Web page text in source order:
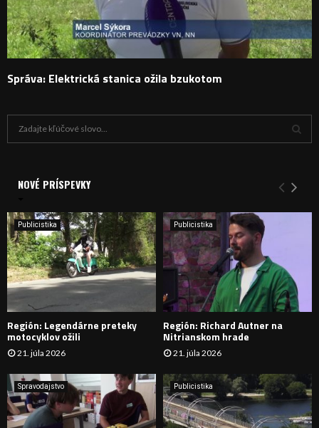
Správa: Elektrická stanica ožila bzukotom
i
e
:
Y
H
D
A
N
NOVÉ PRÍSPEVKY
Publicistika
Región: Legendárne preteky
motocyklov ožili
21. júla 2026
Publicistika
Región: Richard Autner na
Nitrianskom hrade
21. júla 2026
Spravodajstvo Publicistika